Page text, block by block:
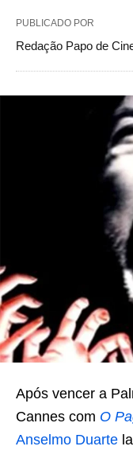
PUBLICADO POR
Redação Papo de
Após vencer a
Cannes com O
Anselmo Duarte